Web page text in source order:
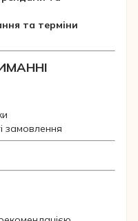
та терміни
замовлення